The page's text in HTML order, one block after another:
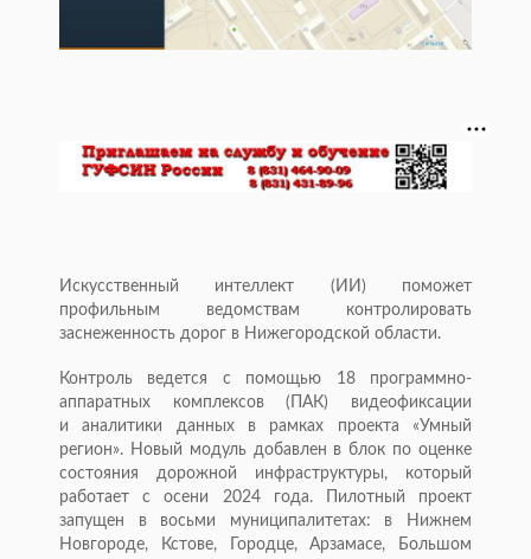
Искусственный интеллект (ИИ) поможет
профильным ведомствам контролировать
заснеженность дорог в Нижегородской области.
Контроль ведется с помощью 18 программно-
аппаратных комплексов (ПАК) видеофиксации
и аналитики данных в рамках проекта «Умный
регион». Новый модуль добавлен в блок по оценке
состояния дорожной инфраструктуры, который
работает с осени 2024 года. Пилотный проект
запущен в восьми муниципалитетах: в Нижнем
Новгороде, Кстове, Городце, Арзамасе, Большом